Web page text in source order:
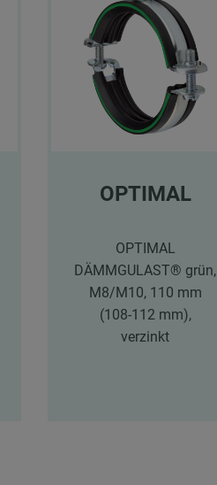
OPTIMAL
OPTIMAL
DÄMMGULAST® grün,
M8/M10, 110 mm
(108-112 mm),
verzinkt